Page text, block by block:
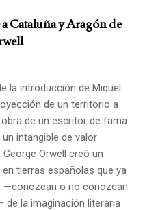
Cataluña y Aragón de
la introducción de Miquel
de un territorio a
de un escritor de fama
intangible de valor
George Orwell creó un
tierras españolas que ya
—conozcan o no conozcan
de la imaginación literaria